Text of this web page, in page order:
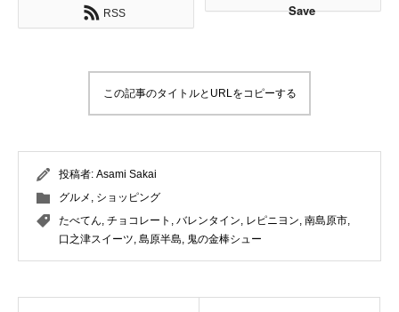
RSS Save
この記事のタイトルとURLをコピーする
投稿者: Asami Sakai
グルメ , ショッピング
たべてん, チョコレート , バレンタイン, レピニヨン, 南島原市,
口之津スイーツ, 島原半島, 鬼の金棒シュー